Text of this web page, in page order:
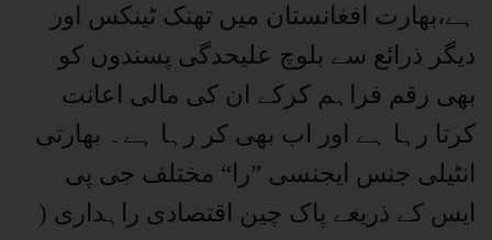
ہے،بھارت افغانستان میں تھنک ٹینکس اور
دیگر ذرائع سے بلوچ علیحدگی پسندوں کو
بھی رقم فراہم کرکے ان کی مالی اعانت
کرتا رہا ہے اور اب بھی کر رہا ہے۔ بھارتی
انٹیلی جنس ایجنسی ”را“ مختلف جی پی
ایس کے ذریعے پاک چین اقتصادی راہداری (